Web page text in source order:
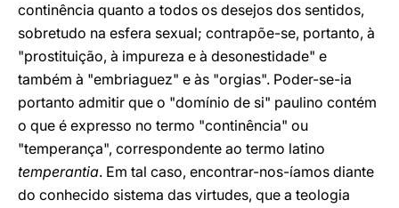
continência quanto a todos os desejos dos sentidos,
sobretudo na esfera sexual; contrapõe-se, portanto, à
"prostituição, à impureza e à desonestidade" e
também à "embriaguez" e às "orgias". Poder-se-ia
portanto admitir que o "domínio de si" paulino contém
o que é expresso no termo "continência" ou
"temperança", correspondente ao termo latino
temperantia. Em tal caso, encontrar-nos-íamos diante
do conhecido sistema das virtudes, que a teologia